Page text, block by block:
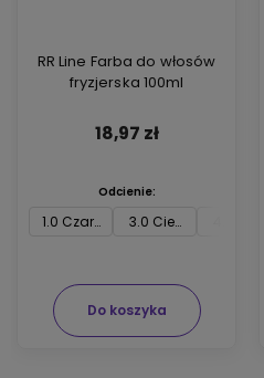
RR Line Farba do włosów
fryzjerska 100ml
18,97 zł
Do koszyka
Odcienie:
1.0 Czarny 3.0 Ciemny brąz